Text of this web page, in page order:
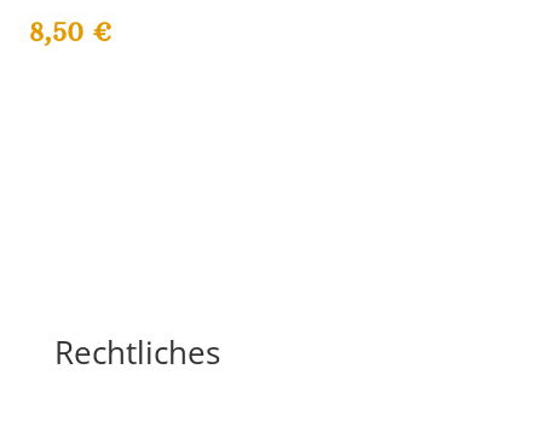
8,50€
Rechtliches